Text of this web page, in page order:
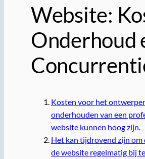
Website:
Onderhoud
Kosten voor het
onderhouden van een
website kunnen hoog zijn.
Het kan tijdrovend zijn om
de website regelmatig bij